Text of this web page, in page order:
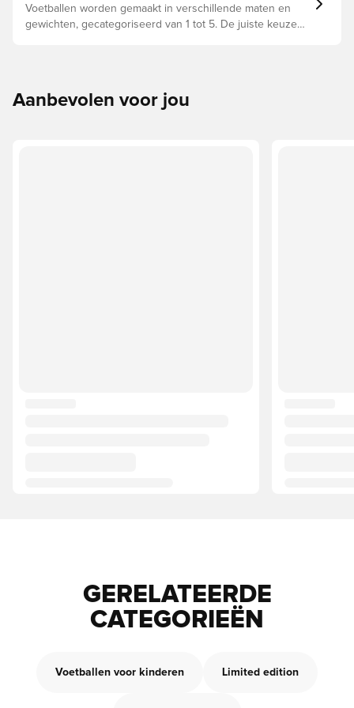
Voetballen worden gemaakt in verschillende maten en
gewichten, gecategoriseerd van 1 tot 5. De juiste keuze
Aanbevolen voor jou
GERELATEERDE
CATEGORIEËN
Voetballen voor kinderen Limited edition